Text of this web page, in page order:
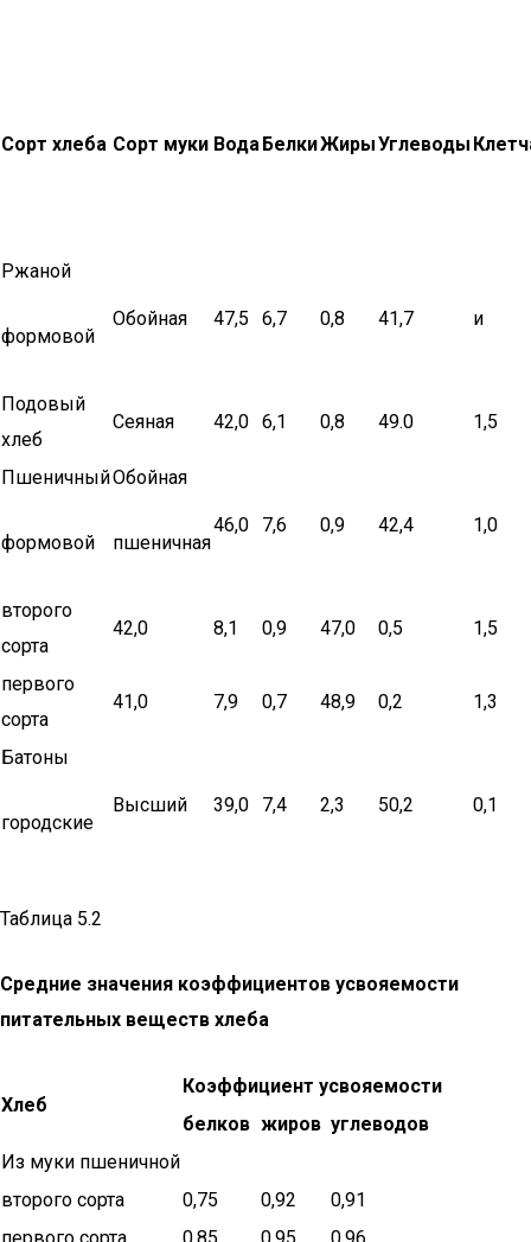
Сорт хлеба Сорт муки ВодаБелкиЖирыУглеводы
Ржаной
формовой
Обойная 47,5 6,7 0,8 41,7 и
Подовый
хлеб
Сеяная 42,0 6,1 0,8 49.0 1,5
Пшеничный
формовой
Обойная
пшеничная
46,0 7,6 0,9 42,4 1,0
второго
сорта
42,0 8,1 0,9 47,0 0,5 1,5
первого
сорта
41,0 7,9 0,7 48,9 0,2 1,3
Батоны
городские
Высший 39,0 7,4 2,3 50,2 0,1
Таблица 5.2
Средние значения коэффициентов усвояемости
питательных веществ хлеба
Хлеб
Коэффициент усвояемости
белков жиров углеводов
Из муки пшеничной
второго сорта
0,75 0,92
0,91